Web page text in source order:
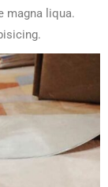
magna liqua.